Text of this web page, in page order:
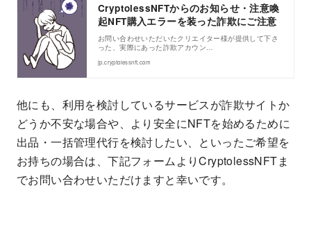
CryptolessNFTからのお知らせ・注意喚
起NFT購入エラーを装った詐欺にご注意
お問い合わせいただいたクリエイター様が提供して下さ
った、実際にあった詐欺アカウン…
jp.cryptolessnft.com
他にも、利用を検討しているサービスが詐欺サイトか
どうか不安な場合や、より安全にNFTを始めるために
出品・一括管理代行を検討したい、といったご希望を
お持ちの場合は、下記フォームよりCryptolessNFTま
でお問い合わせいただけますと幸いです。